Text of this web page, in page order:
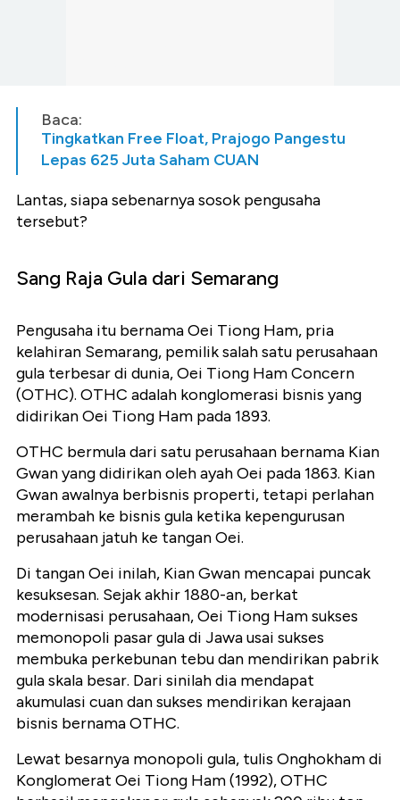
Baca:
Tingkatkan Free Float, Prajogo Pangestu
Lepas 625 Juta Saham CUAN
Lantas, siapa sebenarnya sosok pengusaha
tersebut?
Sang Raja Gula dari Semarang
Pengusaha itu bernama Oei Tiong Ham, pria
kelahiran Semarang, pemilik salah satu perusahaan
gula terbesar di dunia, Oei Tiong Ham Concern
(OTHC). OTHC adalah konglomerasi bisnis yang
didirikan Oei Tiong Ham pada 1893.
OTHC bermula dari satu perusahaan bernama Kian
Gwan yang didirikan oleh ayah Oei pada 1863. Kian
Gwan awalnya berbisnis properti, tetapi perlahan
merambah ke bisnis gula ketika kepengurusan
perusahaan jatuh ke tangan Oei.
Di tangan Oei inilah, Kian Gwan mencapai puncak
kesuksesan. Sejak akhir 1880-an, berkat
modernisasi perusahaan, Oei Tiong Ham sukses
memonopoli pasar gula di Jawa usai sukses
membuka perkebunan tebu dan mendirikan pabrik
gula skala besar. Dari sinilah dia mendapat
akumulasi cuan dan sukses mendirikan kerajaan
bisnis bernama OTHC.
Lewat besarnya monopoli gula, tulis Onghokham di
Konglomerat Oei Tiong Ham (1992), OTHC